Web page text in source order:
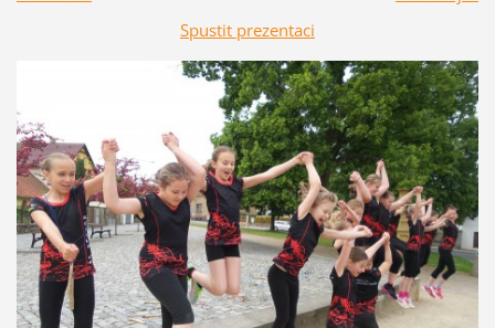
Spustit prezentaci